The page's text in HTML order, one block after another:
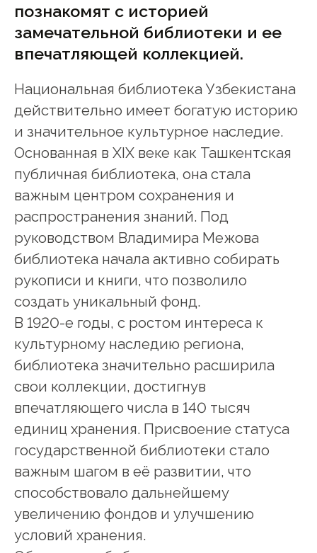
познакомят с историей
замечательной библиотеки и ее
впечатляющей коллекцией.
Национальная библиотека Узбекистана
действительно имеет богатую историю
и значительное культурное наследие.
Основанная в XIX веке как Ташкентская
публичная библиотека, она стала
важным центром сохранения и
распространения знаний. Под
руководством Владимира Межова
библиотека начала активно собирать
рукописи и книги, что позволило
создать уникальный фонд.
В 1920-е годы, с ростом интереса к
культурному наследию региона,
библиотека значительно расширила
свои коллекции, достигнув
впечатляющего числа в 140 тысяч
единиц хранения. Присвоение статуса
государственной библиотеки стало
важным шагом в её развитии, что
способствовало дальнейшему
увеличению фондов и улучшению
условий хранения.